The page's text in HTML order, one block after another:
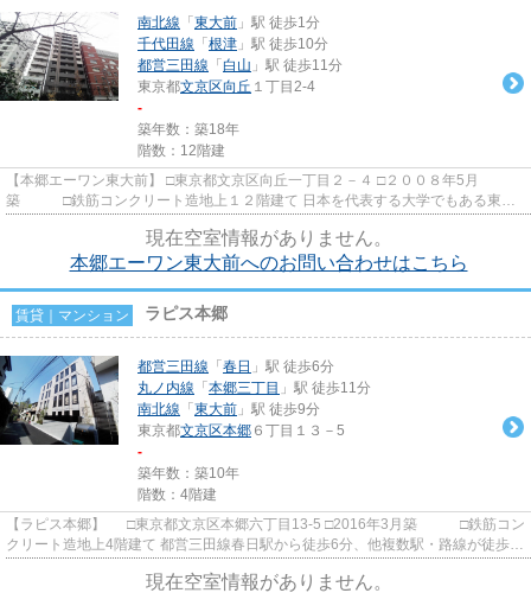
南北線 「 東大前 」駅 徒歩1分
千代田線 「 根津 」駅 徒歩10分
都営三田線 「 白山 」駅 徒歩11分
東京都文京区向丘 １丁目2-4
-
築年数：築18年
階数：12階建
【本郷エーワン東大前】 □東京都文京区向丘一丁目２－４ □２００８年5月
築 □鉄筋コンクリート造地上１２階建て 日本を代表する大学でもある東京
現在空室情報がありません。
本郷エーワン東大前へのお問い合わせはこちら
賃貸｜マンション ラピス本郷
都営三田線 「 春日 」駅 徒歩6分
丸ノ内線 「 本郷三丁目 」駅 徒歩11分
南北線 「 東大前 」駅 徒歩9分
東京都文京区本郷 ６丁目１３－5
-
築年数：築10年
階数：4階建
【ラピス本郷】 □東京都文京区本郷六丁目13-5 □2016年3月築 □鉄筋コン
クリート造地上4階建て 都営三田線春日駅から徒歩6分、他複数駅・路線が徒歩圏
現在空室情報がありません。